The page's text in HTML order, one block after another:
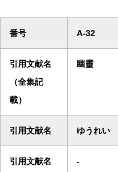
番号 A-32
引用文献名
（全集記
載）
幽靈
引用文献名 ゆうれい
引用文献名
-